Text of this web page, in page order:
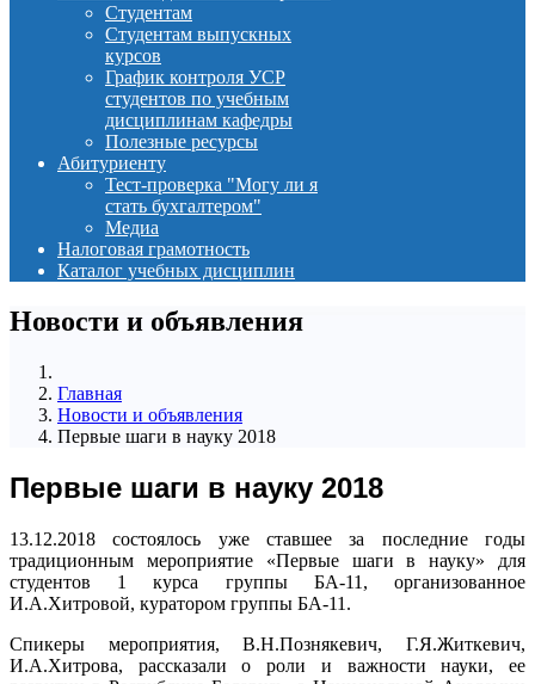
Студентам
Студентам выпускных
курсов
График контроля УСР
студентов по учебным
дисциплинам кафедры
Полезные ресурсы
Абитуриенту
Тест-проверка "Могу ли я
стать бухгалтером"
Медиа
Налоговая грамотность
Каталог учебных дисциплин
Новости и объявления
Главная
Новости и объявления
Первые шаги в науку 2018
Первые шаги в науку 2018
13.12.2018 состоялось уже ставшее за последние годы
традиционным мероприятие «Первые шаги в науку» для
студентов 1 курса группы БА-11, организованное
И.А.Хитровой, куратором группы БА-11.
Спикеры мероприятия, В.Н.Познякевич, Г.Я.Житкевич,
И.А.Хитрова, рассказали о роли и важности науки, ее